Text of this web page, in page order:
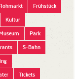
Frühstück
Kultur
Park
S-Bahn
Tickets